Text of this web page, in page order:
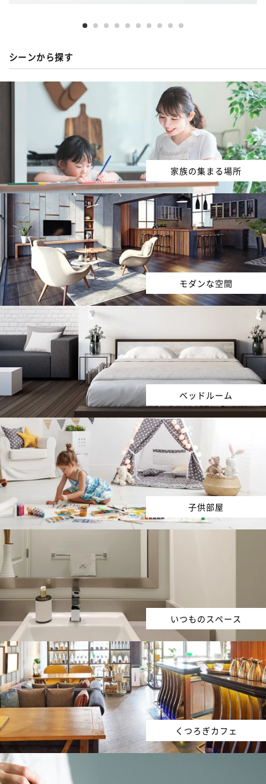
シーンから探す
家族の集まる場所
モダンな空間
ベッドルーム
子供部屋
いつものスペース
くつろぎカフェ